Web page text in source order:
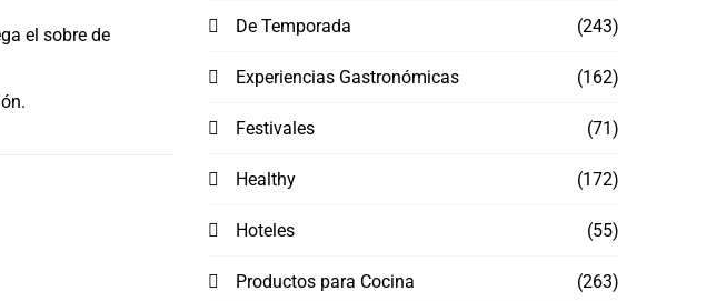
el sobre de
De Temporada (243)
Experiencias Gastronómicas (162)
Festivales (71)
Healthy (172)
Hoteles (55)
Productos para Cocina (263)